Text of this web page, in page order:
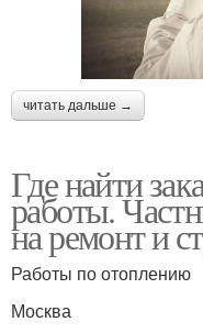
читать дальше →
Где найти
работы.
на ремонт и
Работы по отоплению
Москва